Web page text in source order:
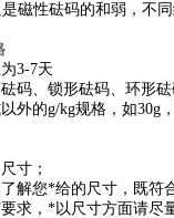
磁性砝码的和弱，不
3-7天
码、锁形砝码、环形砝
外的g/kg规格，如30g
寸；
解您*给的尺寸，既符
求，*以尺寸方面请尽